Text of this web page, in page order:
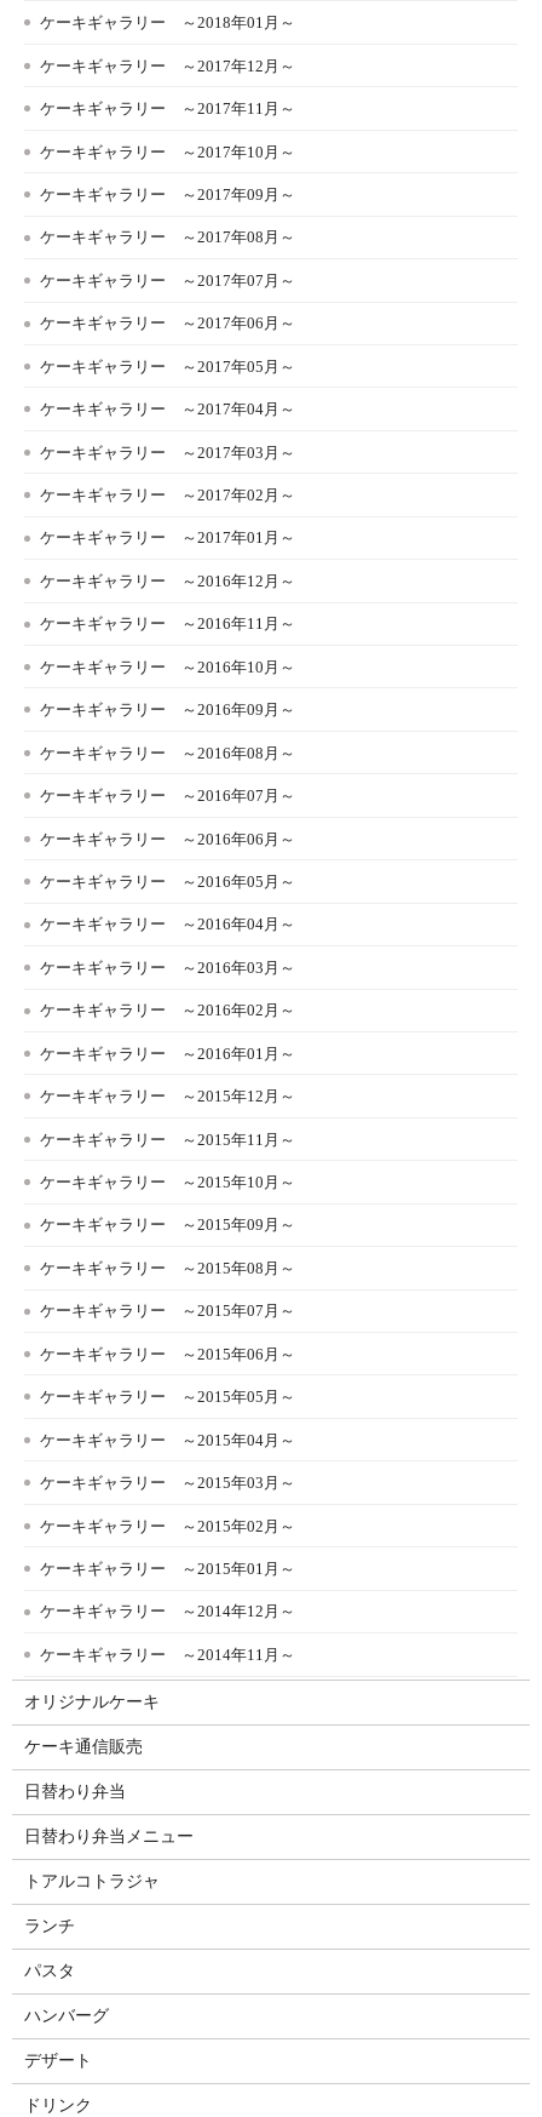
ケーキギャラリー ～2018年01月～
ケーキギャラリー ～2017年12月～
ケーキギャラリー ～2017年11月～
ケーキギャラリー ～2017年10月～
ケーキギャラリー ～2017年09月～
ケーキギャラリー ～2017年08月～
ケーキギャラリー ～2017年07月～
ケーキギャラリー ～2017年06月～
ケーキギャラリー ～2017年05月～
ケーキギャラリー ～2017年04月～
ケーキギャラリー ～2017年03月～
ケーキギャラリー ～2017年02月～
ケーキギャラリー ～2017年01月～
ケーキギャラリー ～2016年12月～
ケーキギャラリー ～2016年11月～
ケーキギャラリー ～2016年10月～
ケーキギャラリー ～2016年09月～
ケーキギャラリー ～2016年08月～
ケーキギャラリー ～2016年07月～
ケーキギャラリー ～2016年06月～
ケーキギャラリー ～2016年05月～
ケーキギャラリー ～2016年04月～
ケーキギャラリー ～2016年03月～
ケーキギャラリー ～2016年02月～
ケーキギャラリー ～2016年01月～
ケーキギャラリー ～2015年12月～
ケーキギャラリー ～2015年11月～
ケーキギャラリー ～2015年10月～
ケーキギャラリー ～2015年09月～
ケーキギャラリー ～2015年08月～
ケーキギャラリー ～2015年07月～
ケーキギャラリー ～2015年06月～
ケーキギャラリー ～2015年05月～
ケーキギャラリー ～2015年04月～
ケーキギャラリー ～2015年03月～
ケーキギャラリー ～2015年02月～
ケーキギャラリー ～2015年01月～
ケーキギャラリー ～2014年12月～
ケーキギャラリー ～2014年11月～
オリジナルケーキ
ケーキ通信販売
日替わり弁当
日替わり弁当メニュー
トアルコトラジャ
ランチ
パスタ
ハンバーグ
デザート
ドリンク